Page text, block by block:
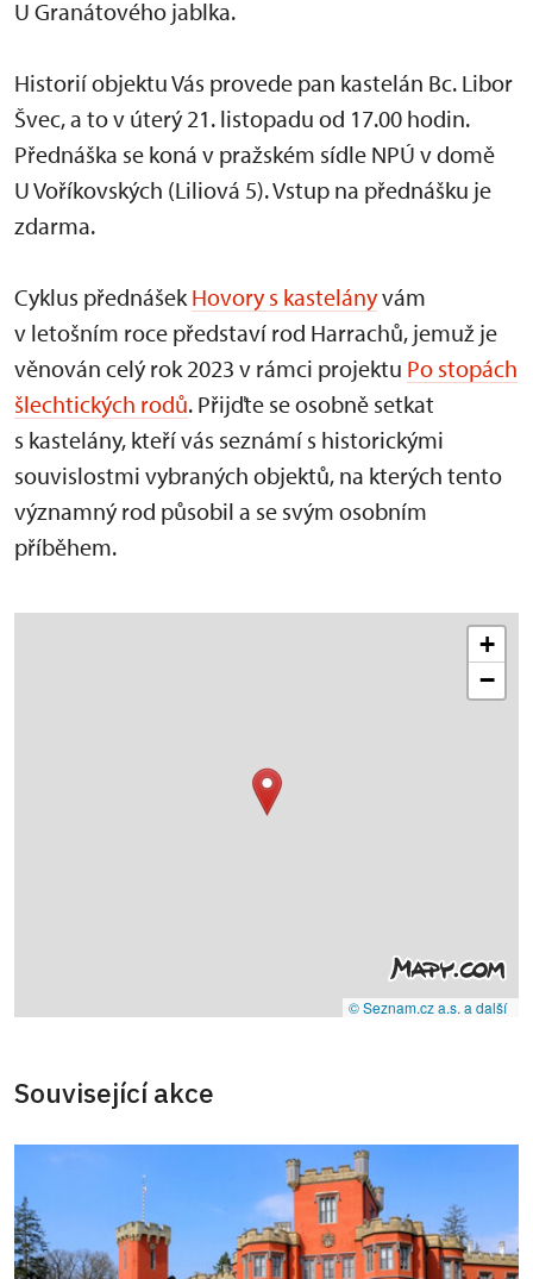
U Granátového jablka.
Historií objektu Vás provede pan kastelán Bc. Libor
Švec, a to v úterý 21. listopadu od 17.00 hodin.
Přednáška se koná v pražském sídle NPÚ v domě
U Voříkovských (Liliová 5). Vstup na přednášku je
zdarma.
Cyklus přednášek Hovory s kastelányvám
v letošním roce představí rod Harrachů, jemuž je
věnován celý rok 2023 v rámci projektu Po stopách
šlechtických rodů. Přijďte se osobně setkat
s kastelány, kteří vás seznámí s historickými
souvislostmi vybraných objektů, na kterých tento
významný rod působil a se svým osobním
příběhem.
+
−
© Seznam.cz a.s. a další
Související akce